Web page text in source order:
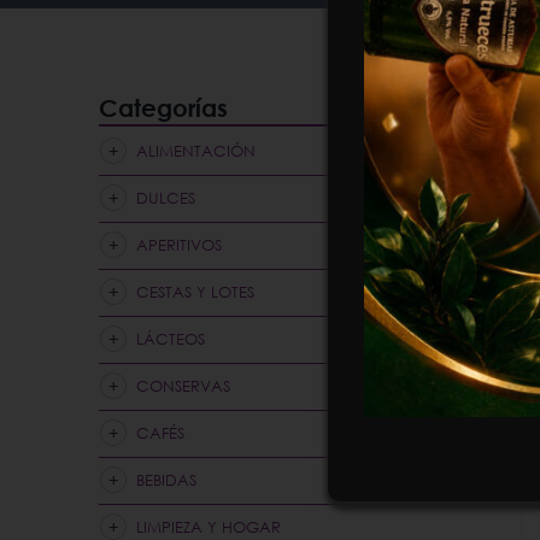
Categorías
ALIMENTACIÓN
DULCES
APERITIVOS
CESTAS Y LOTES
LÁCTEOS
CONSERVAS
CAFÉS
BEBIDAS
LIMPIEZA Y HOGAR